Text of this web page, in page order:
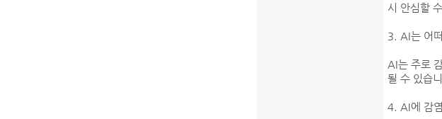
시 안심할
3. AI는 어
AI는 주로
될 수 있습
4. AI에 감